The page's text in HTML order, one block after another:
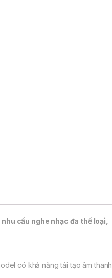
cầu nghe nhạc đa thể loại,
có khả năng tái tạo âm thanh